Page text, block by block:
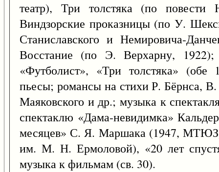
театр), Три толстяка (по
Виндзорские проказницы (по У.
Станиславского и Немировича-
Восстание (по Э. Верхарну,
«Футболист», «Три толстяка»
пьесы; романсы на стихи Р. Бёрнса,
Маяковского и др.; музыка к
спектаклю «Дама-невидимка»
месяцев» С. Я. Маршака (1947,
им. М. Н. Ермоловой), «20 лет
музыка к фильмам (св. 30).